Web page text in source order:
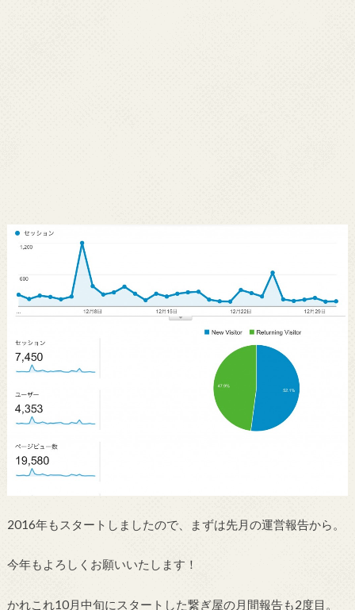
2016年もスタートしましたので、まずは先月の運営報告から。
今年もよろしくお願いいたします！
かれこれ10月中旬にスタートした繋ぎ屋の月間報告も2度目。